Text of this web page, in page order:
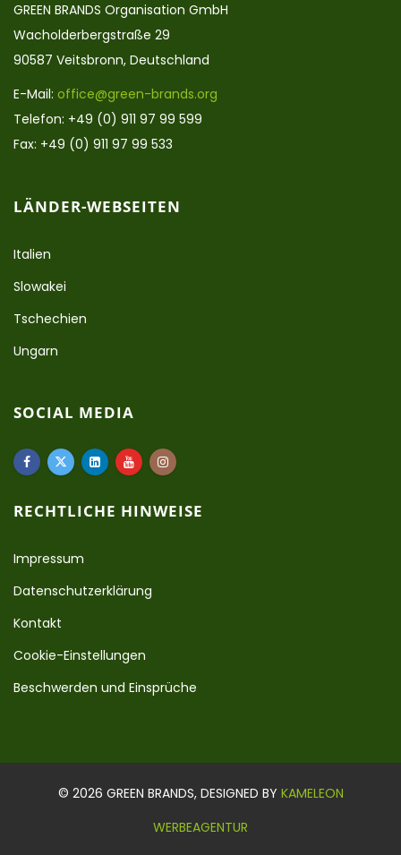
GREEN BRANDS Organisation GmbH
Wacholderbergstraße 29
90587 Veitsbronn, Deutschland
E-Mail: office@green-brands.org
Telefon: +49 (0) 911 97 99 599
Fax: +49 (0) 911 97 99 533
LÄNDER-WEBSEITEN
Italien
Slowakei
Tschechien
Ungarn
SOCIAL MEDIA
RECHTLICHE HINWEISE
Impressum
Datenschutzerklärung
Kontakt
Cookie-Einstellungen
Beschwerden und Einsprüche
© 2026 GREEN BRANDS, DESIGNED BY KAMELEON
WERBEAGENTUR